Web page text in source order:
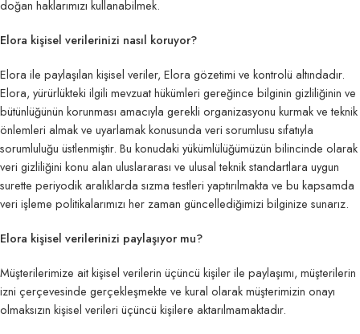
doğan haklarımızı kullanabilmek.
Elora kişisel verilerinizi nasıl koruyor?
Elora ile paylaşılan kişisel veriler, Elora gözetimi ve kontrolü altındadır.
Elora, yürürlükteki ilgili mevzuat hükümleri gereğince bilginin gizliliğinin ve
bütünlüğünün korunması amacıyla gerekli organizasyonu kurmak ve teknik
önlemleri almak ve uyarlamak konusunda veri sorumlusu sıfatıyla
sorumluluğu üstlenmiştir. Bu konudaki yükümlülüğümüzün bilincinde olarak
veri gizliliğini konu alan uluslararası ve ulusal teknik standartlara uygun
surette periyodik aralıklarda sızma testleri yaptırılmakta ve bu kapsamda
veri işleme politikalarımızı her zaman güncellediğimizi bilginize sunarız.
Elora kişisel verilerinizi paylaşıyor mu?
Müşterilerimize ait kişisel verilerin üçüncü kişiler ile paylaşımı, müşterilerin
izni çerçevesinde gerçekleşmekte ve kural olarak müşterimizin onayı
olmaksızın kişisel verileri üçüncü kişilere aktarılmamaktadır.